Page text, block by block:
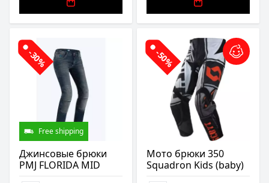
-30%
Free shipping
Джинсовые брюки
PMJ FLORIDA MID
-50%
Мото брюки 350
Squadron Kids (baby)